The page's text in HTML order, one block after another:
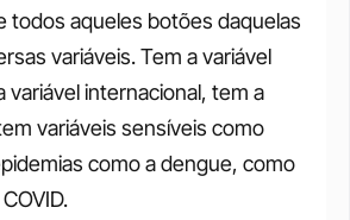
todos aqueles botões daquelas
variáveis. Tem a variável
variável internacional, tem a
variáveis sensíveis como
como a dengue, como